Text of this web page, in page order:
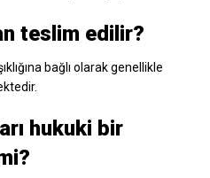
teslim edilir?
bağlı olarak genellikle
hukuki bir